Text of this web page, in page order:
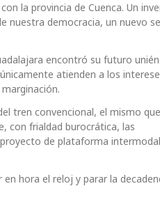
la provincia de Cuenca. Un
nuestra democracia, un nuevo
encontró su futuro
atienden a los
tren convencional, el mismo
con frialdad burocrática, las
de plataforma
hora el reloj y parar la